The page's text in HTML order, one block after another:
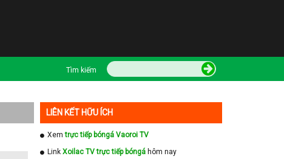
Tìm kiếm
LIÊN KẾT HỮU ÍCH
Xemtrực tiếp bóngá Vaoroi TV
Link Xoilac TV trực tiếp bóngá hôm nay